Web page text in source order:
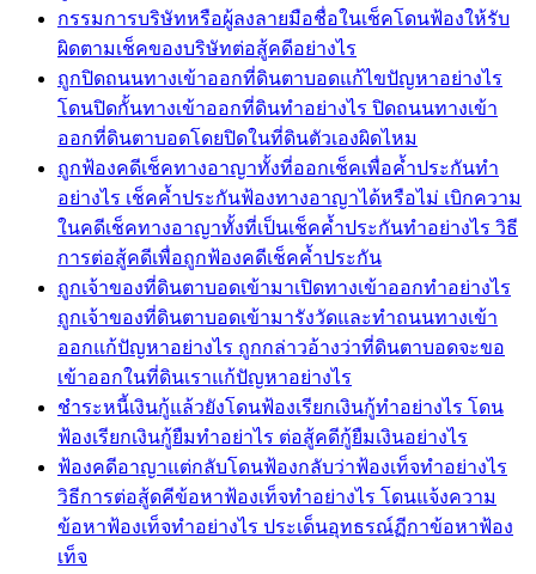
กรรมการบริษัทหรือผู้ลงลายมือชื่อในเช็คโดนฟ้องให้รับ
ผิดตามเช็คของบริษัทต่อสู้คดีอย่างไร
ถูกปิดถนนทางเข้าออกที่ดินตาบอดแก้ไขปัญหาอย่างไร
โดนปิดกั้นทางเข้าออกที่ดินทำอย่างไร ปิดถนนทางเข้า
ออกที่ดินตาบอดโดยปิดในที่ดินตัวเองผิดไหม
ถูกฟ้องคดีเช็คทางอาญาทั้งที่ออกเช็คเพื่อค้ำประกันทำ
อย่างไร เช็คค้ำประกันฟ้องทางอาญาได้หรือไม่ เบิกความ
ในคดีเช็คทางอาญาทั้งที่เป็นเช็คค้ำประกันทำอย่างไร วิธี
การต่อสู้คดีเพื่อถูกฟ้องคดีเช็คค้ำประกัน
ถูกเจ้าของที่ดินตาบอดเข้ามาเปิดทางเข้าออกทำอย่างไร
ถูกเจ้าของที่ดินตาบอดเข้ามารังวัดและทำถนนทางเข้า
ออกแก้ปัญหาอย่างไร ถูกกล่าวอ้างว่าที่ดินตาบอดจะขอ
เข้าออกในที่ดินเราแก้ปัญหาอย่างไร
ชำระหนี้เงินกู้แล้วยังโดนฟ้องเรียกเงินกู้ทำอย่างไร โดน
ฟ้องเรียกเงินกู้ยืมทำอย่าไร ต่อสู้คดีกู้ยืมเงินอย่างไร
ฟ้องคดีอาญาแต่กลับโดนฟ้องกลับว่าฟ้องเท็จทำอย่างไร
วิธีการต่อสู้ดคีข้อหาฟ้องเท็จทำอย่างไร โดนแจ้งความ
ข้อหาฟ้องเท็จทำอย่างไร ประเด็นอุทธรณ์ฏีกาข้อหาฟ้อง
เท็จ